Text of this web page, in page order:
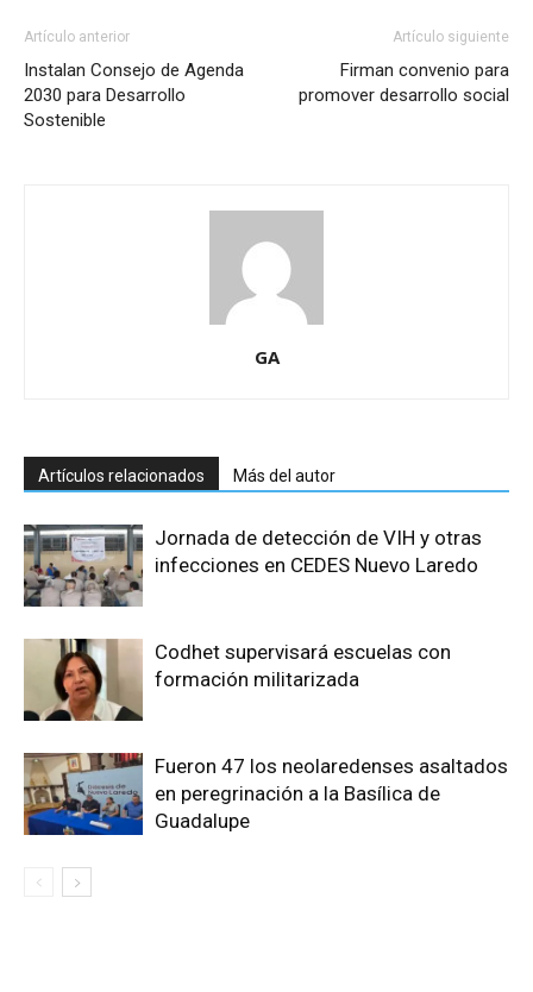
Artículo anterior
Instalan Consejo de Agenda
2030 para Desarrollo
Sostenible
Artículo siguiente
Firman convenio para
promover desarrollo social
GA
Artículos relacionados Más del autor
Jornada de detección de VIH y otras
infecciones en CEDES Nuevo Laredo
Codhet supervisará escuelas con
formación militarizada
Fueron 47 los neolaredenses asaltados
en peregrinación a la Basílica de
Guadalupe